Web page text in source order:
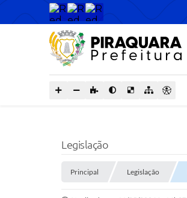
Legislação
Principal Legislação